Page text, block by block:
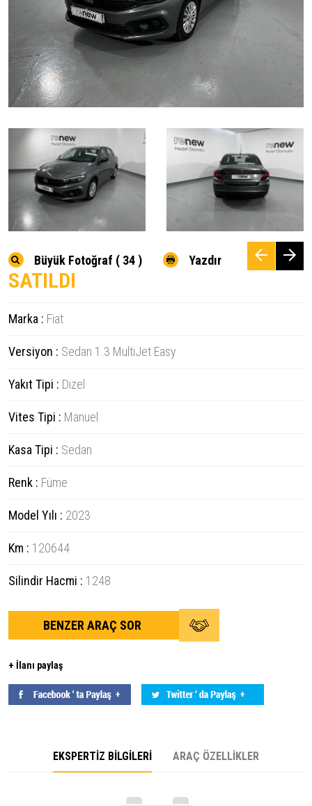
Büyük Fotoğraf ( 34 ) Yazdır
SATILDI
Marka : Fiat
Versiyon : Sedan 1.3 MultiJet Easy
Yakıt Tipi : Dizel
Vites Tipi : Manuel
Kasa Tipi : Sedan
Renk : Füme
Model Yılı : 2023
Km : 120644
Silindir Hacmi : 1248
BENZER ARAÇ SOR
+ İlanı paylaş
EKSPERTİZ BİLGİLERİ ARAÇ ÖZELLİKLER